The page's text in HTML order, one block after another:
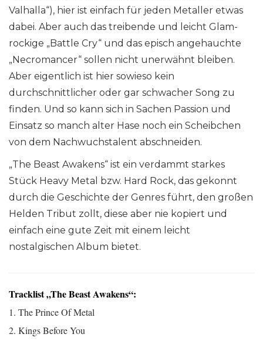
Valhalla“), hier ist einfach für jeden Metaller etwas
dabei. Aber auch das treibende und leicht Glam-
rockige „Battle Cry“ und das episch angehauchte
„Necromancer“ sollen nicht unerwähnt bleiben.
Aber eigentlich ist hier sowieso kein
durchschnittlicher oder gar schwacher Song zu
finden. Und so kann sich in Sachen Passion und
Einsatz so manch alter Hase noch ein Scheibchen
von dem Nachwuchstalent abschneiden.
„The Beast Awakens“ ist ein verdammt starkes
Stück Heavy Metal bzw. Hard Rock, das gekonnt
durch die Geschichte der Genres führt, den großen
Helden Tribut zollt, diese aber nie kopiert und
einfach eine gute Zeit mit einem leicht
nostalgischen Album bietet.
Tracklist „The Beast Awakens“:
1. The Prince Of Metal
2. Kings Before You